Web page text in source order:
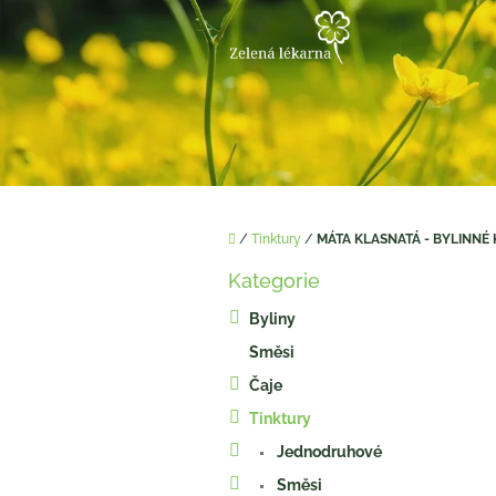
obsah
Domů
/ Tinktury / MÁTA KLASNATÁ -
Přeskočit
Kategorie
Byliny
Směsi
Čaje
Tinktury
Jednodruhové
Směsi